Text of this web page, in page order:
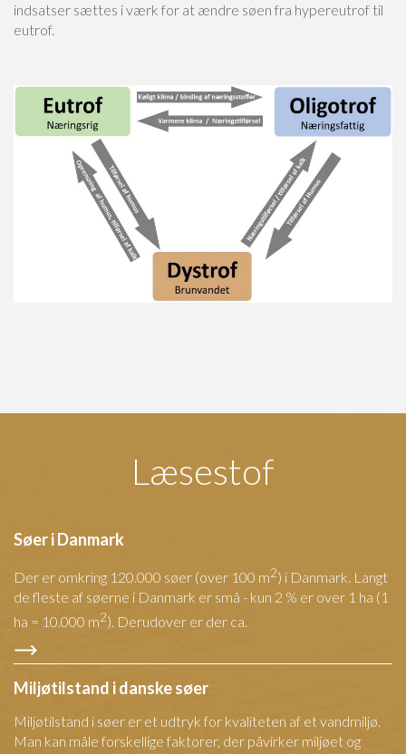
indsatser sættes i værk for at ændre søen fra hypereutrof til
eutrof.
Læsestof
Søer i Danmark
Der er omkring 120.000 søer (over 100 m2) i Danmark. Langt
de fleste af søerne i Danmark er små - kun 2 % er over 1 ha (1
ha = 10.000 m2). Derudover er der ca.
Miljøtilstand i danske søer
Miljøtilstand i søer er et udtryk for kvaliteten af et vandmiljø.
Man kan måle forskellige faktorer, der påvirker miljøet og